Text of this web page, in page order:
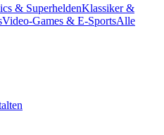
& SuperheldenKlassiker &
Video-Games & E-SportsAlle